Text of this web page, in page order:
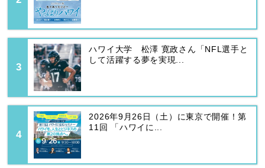
ハワイ大学 松澤 寛政さん「NFL選手と
して活躍する夢を実現...
2026年9月26日（土）に東京で開催！第
11回 「ハワイに...